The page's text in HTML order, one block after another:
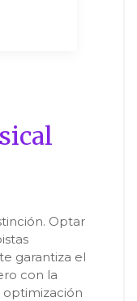
Optar
garantiza el
con la
optimización